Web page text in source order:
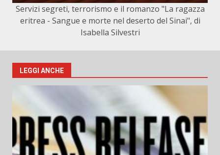
Servizi segreti, terrorismo e il romanzo "La ragazza
eritrea - Sangue e morte nel deserto del Sinai", di
Isabella Silvestri
LEGGI ANCHE